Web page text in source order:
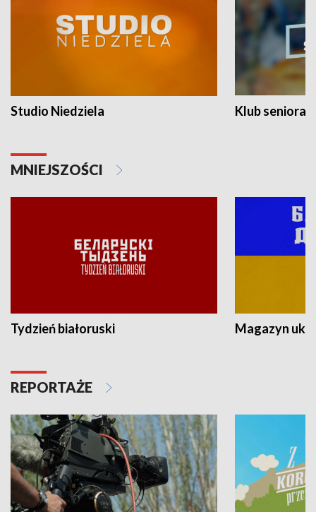
Studio Niedziela Klub seniora
MNIEJSZOŚCI
Tydzień białoruski Magazyn
REPORTAŻE